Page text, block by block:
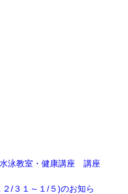
泳教室・健康講座 講座
/３１～１/５)のお知ら